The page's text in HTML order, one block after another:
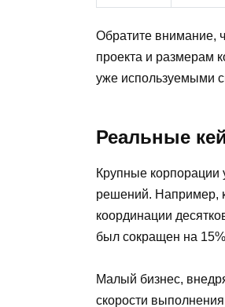
Обратите внимание,
проекта и размерам
уже используемыми
Реальные
Крупные
решений. Например,
координации
был сокращен на
Малый бизнес,
скорости